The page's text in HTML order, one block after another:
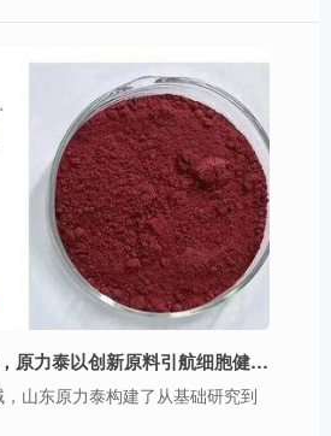
掘金千亿抗衰市场，原力泰以创新原料引航细胞健康新纪元
山东原力泰构建了从基础研究到